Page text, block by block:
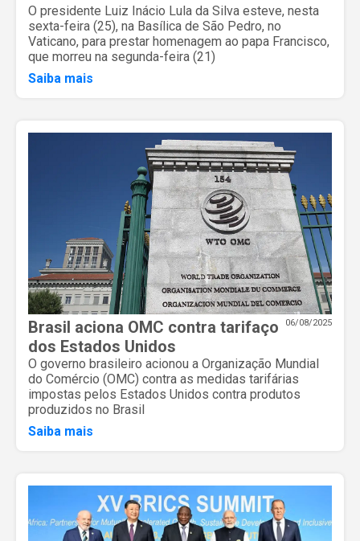
O presidente Luiz Inácio Lula da Silva esteve, nesta
sexta-feira (25), na Basílica de São Pedro, no
Vaticano, para prestar homenagem ao papa Francisco,
que morreu na segunda-feira (21)
Saiba mais
06/08/2025
Brasil aciona OMC contra tarifaço
dos Estados Unidos
O governo brasileiro acionou a Organização Mundial
do Comércio (OMC) contra as medidas tarifárias
impostas pelos Estados Unidos contra produtos
produzidos no Brasil
Saiba mais